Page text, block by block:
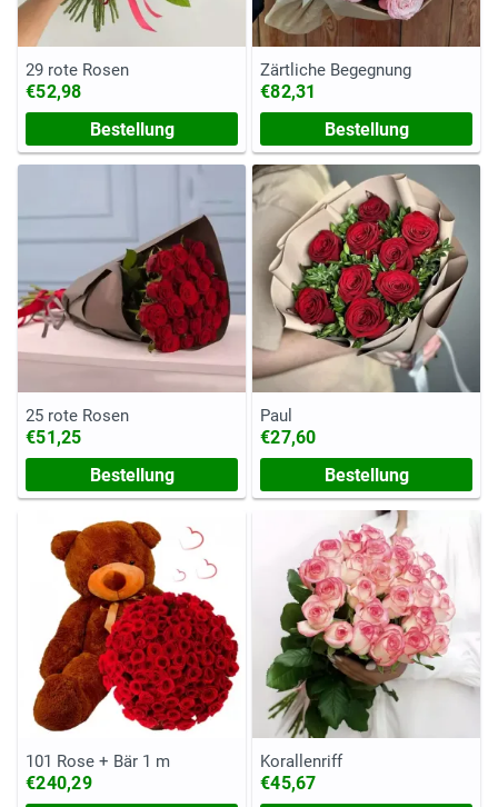
29 rote Rosen
€52,98
Bestellung
Zärtliche Begegnung
€82,31
Bestellung
25 rote Rosen
€51,25
Bestellung
Paul
€27,60
Bestellung
101 Rose + Bär 1 m
€240,29
Korallenriff
€45,67